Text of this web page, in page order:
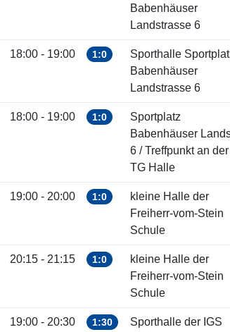
Babenhäuser
Landstrasse 6
18:00 - 19:00 1:0
Sporthalle
Babenhäuser
Landstrasse 6
18:00 - 19:00 1:0
Sportplatz
Babenhäuser
6 / Treffpunkt an der
TG Halle
19:00 - 20:00 1:0
kleine Halle der
Freiherr-vom-Stein
Schule
20:15 - 21:15 1:0
kleine Halle der
Freiherr-vom-Stein
Schule
19:00 - 20:30 1:30
Sporthalle der IGS